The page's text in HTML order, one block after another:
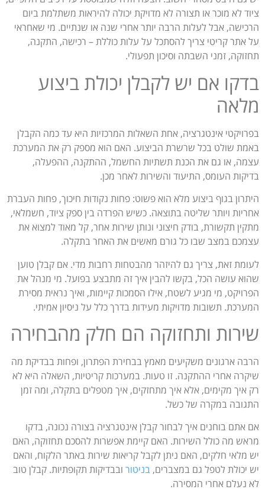
ציוד לא מוכר או תצורה לא מדויקת יכולה להיראות משתלמת ביום
הרכישה, אבל לעלות הרבה יותר אחרי שנה או שנתיים. מי שאחראי
על אתר קריטי צריך להסתכל על עלות כוללת – רכישה, התקנה,
תחזוקה, זמני השבתה וסיכון תפעולי.
בדקו אם יש לקבלן יכולת ביצוע
מלאה
בפרויקטי אינטגרציה, אחת השאלות המרכזיות היא עד כמה הקבלן
באמת שולט בכל שרשרת הביצוע. האם הוא מספק רק את המערכת
עצמה, או גם את הכנת תשתיות החשמל, ההתקנה, ההפעלה,
בדיקות העומס, התיעוד והשירות לאחר מכן.
היתרון בגוף ביצוע מלא הוא פשוט: פחות נקודות חיכוך, פחות העברת
אחריות ויותר שליטה בתוצאה. כשיש הפרדה בין ספק ציוד, חשמלאי,
מתקין תקשורת, בודק חיצוני ונותן שירות אחר, קל מאוד למצוא את
עצמכם במצב שבו כל גורם מאשים את האחר בתקלה.
לעומת זאת, צריך גם להיזהר מהבטחות רחבות מדי. אם קבלן טוען
שהוא עושה הכל, בקשו להבין איך זה מתבצע בפועל. מי מנהל את
הפרויקט, מי מגיע לשטח, אילו הסמכות קיימות, ואיך נראית מסירת
המערכת. תשובות מדויקות מעידות בדרך כלל על ניסיון אמיתי.
שירות ותחזוקה הם חלק מהבחירה
הרבה ארגונים משקיעים מאמץ בבחירת הפתרון, ופחות בבדיקת מה
שיקרה אחרי ההתקנה. זו טעות. במערכות קריטיות, השאלה היא לא
רק איך מקימים, אלא איך מתחזקים, איך מטפלים בתקלה, ומה זמן
התגובה במקרה של כשל.
אם אתם בוחנים איך לבחור קבלן אינטגרציה בצורה נכונה, בדקו
מראש מה כולל השירות. האם קיימת אפשרות להסכם תחזוקה, האם
יש מלאי חלקים, האם ניתן לקבל קריאות שירות באתר הלקוח, והאם
יש יכולת לטפל גם במצברים, בניטור ובבדיקות תקופתיות. קבלן טוב
לא נעלם אחרי המסירה.